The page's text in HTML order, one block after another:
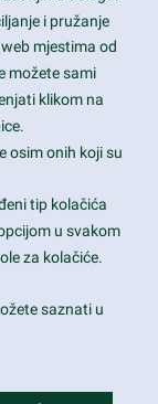
94043
i pružanje
mjestima od
možete sami
klikom na
osim onih koji su
tip kolačića
u svakom
za kolačiće.
saznati u